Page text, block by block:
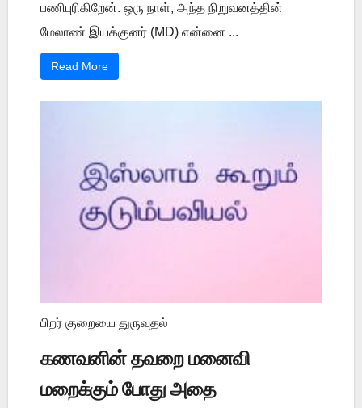
பணிபுரிகிறேன். ஒரு நாள், அந்த நிறுவனத்தின்
மேலாண் இயக்குனர் (MD) என்னை ...
Read More
பிறர் குறையை துருவுதல்
கணவனின் தவறை மனைவி
மறைக்கும் போது அதை